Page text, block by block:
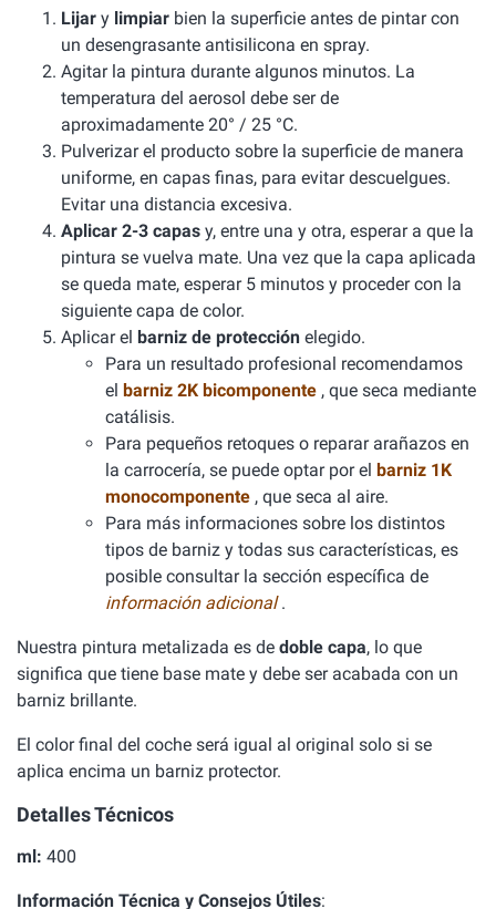
Lijar y limpiar bien la superficie antes de pintar con
un desengrasante antisilicona en spray.
Agitar la pintura durante algunos minutos. La
temperatura del aerosol debe ser de
aproximadamente 20° / 25 °C.
Pulverizar el producto sobre la superficie de manera
uniforme, en capas finas, para evitar descuelgues.
Evitar una distancia excesiva.
Aplicar 2-3 capas y, entre una y otra, esperar a que la
pintura se vuelva mate. Una vez que la capa aplicada
se queda mate, esperar 5 minutos y proceder con la
siguiente capa de color.
Aplicar el barniz de protección elegido.
Para un resultado profesional recomendamos
el barniz 2K bicomponente , que seca mediante
catálisis.
Para pequeños retoques o reparar arañazos en
la carrocería, se puede optar por el barniz 1K
monocomponente , que seca al aire.
Para más informaciones sobre los distintos
tipos de barniz y todas sus características, es
posible consultar la sección específica de
información adicional.
Nuestra pintura metalizada es de doble capa, lo que
significa que tiene base mate y debe ser acabada con un
barniz brillante.
El color final del coche será igual al original solo si se
aplica encima un barniz protector.
Detalles Técnicos
ml: 400
Información Técnica y Consejos Útiles: